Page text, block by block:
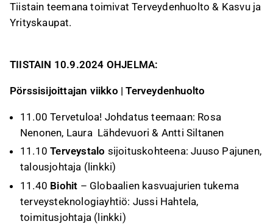
Tiistain teemana toimivat Terveydenhuolto & Kasvu ja
Yrityskaupat.
TIISTAIN 10.9.2024 OHJELMA:
Pörssisijoittajan viikko | Terveydenhuolto
11.00 Tervetuloa! Johdatus teemaan: Rosa
Nenonen, Laura Lähdevuori & Antti Siltanen
11.10Terveystalo sijoituskohteena: Juuso Pajunen,
talousjohtaja ( linkki)
11.40 Biohit – Globaalien kasvuajurien tukema
terveysteknologiayhtiö: Jussi Hahtela,
toimitusjohtaja (linkki)